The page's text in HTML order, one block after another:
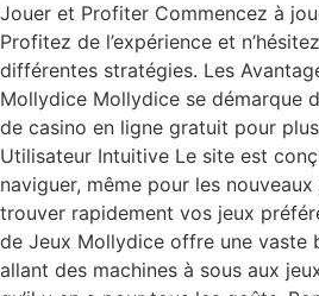
Jouer et Profiter Commencez à
Profitez de l’expérience et
différentes stratégies. Les
Mollydice Mollydice se démarque
de casino en ligne gratuit pour
Utilisateur Intuitive Le site est
naviguer, même pour les
trouver rapidement vos jeux
de Jeux Mollydice offre une vaste
allant des machines à sous aux